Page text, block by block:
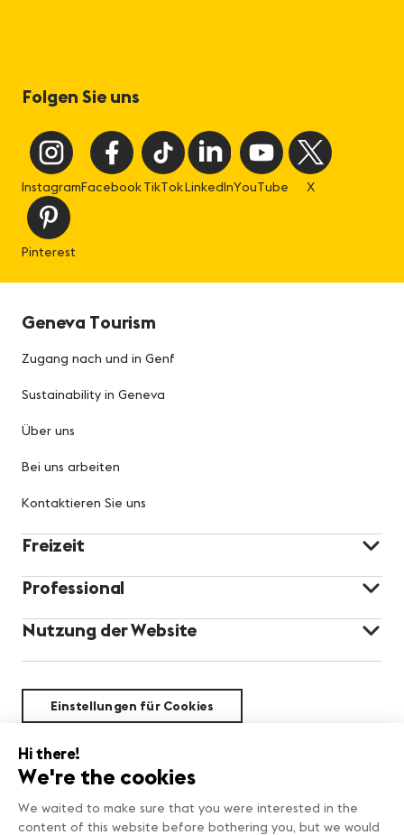
Folgen Sie uns
InstagramFacebookTikTokLinkedInYouTube X
Pinterest
Geneva Tourism
Zugang nach und in Genf
Sustainability in Geneva
Über uns
Bei uns arbeiten
Kontaktieren Sie uns
Freizeit
Professional
Nutzung der Website
Einstellungen für Cookies